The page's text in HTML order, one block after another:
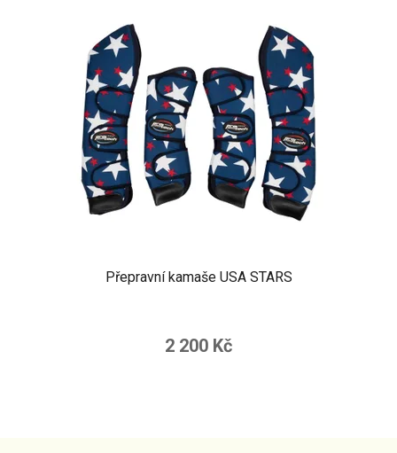
Přepravní kamaše USA STARS
2 200 Kč